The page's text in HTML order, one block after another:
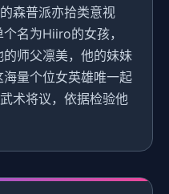
森普派亦拾类意视
名为Hiiro的女孩，
师父凛美，他的妹妹
量个位女英雄唯一起
术将议，依据检验他